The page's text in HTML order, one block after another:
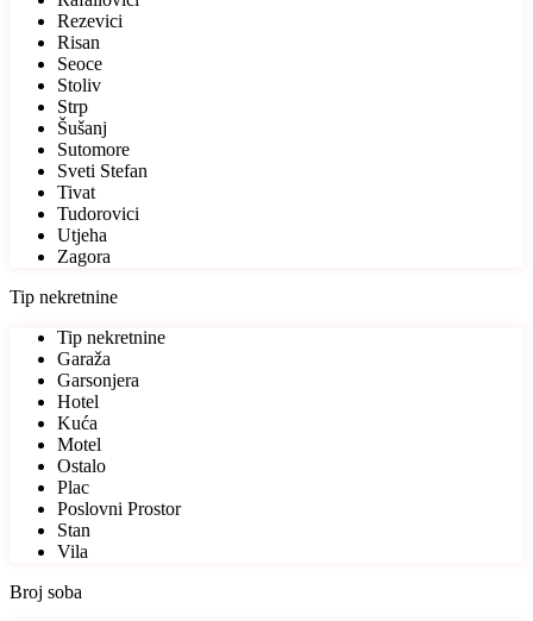
Rezevici
Risan
Seoce
Stoliv
Strp
Šušanj
Sutomore
Sveti Stefan
Tivat
Tudorovici
Utjeha
Zagora
Tip nekretnine
Tip nekretnine
Garaža
Garsonjera
Hotel
Kuća
Motel
Ostalo
Plac
Poslovni Prostor
Stan
Vila
Broj soba